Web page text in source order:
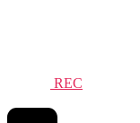
REC